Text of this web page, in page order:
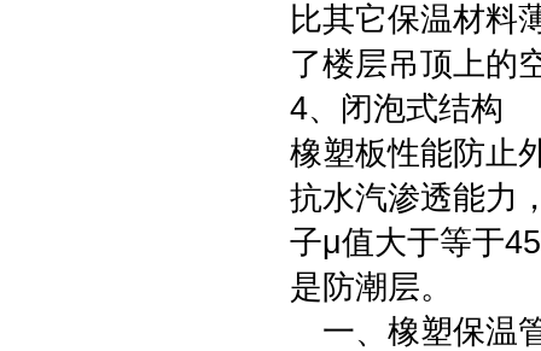
比其它保温材料
了楼层吊顶上的
4、闭泡式结构
橡塑板性能防止
抗水汽渗透能力
子μ值大于等于
是防潮层。
一、橡塑保温